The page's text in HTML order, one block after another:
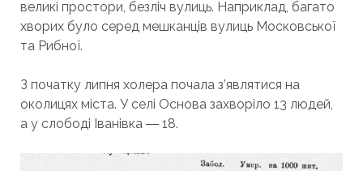
великі простори, безліч вулиць. Наприклад, багато
хворих було серед мешканців вулиць Московської
та Рибної.
З початку липня холера почала з’являтися на
околицях міста. У селі Основа захворіло 13 людей,
а у слободі Іванівка ― 18.